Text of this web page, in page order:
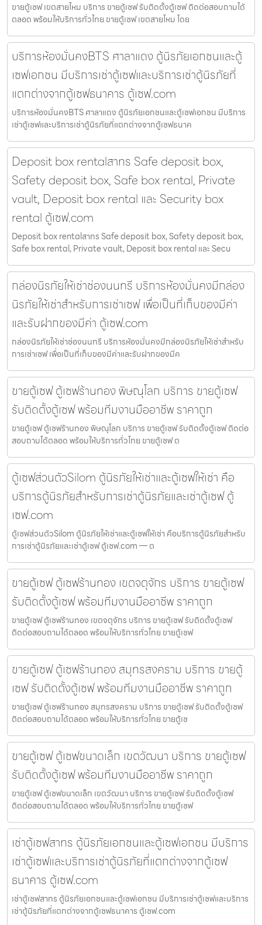
ขายตู้เซฟ เขตสายไหม บริการ ขายตู้เซฟ รับติดตั้งตู้เซฟ ติดต่อสอบถามได้
ตลอด พร้อมให้บริการทั่วไทย ขายตู้เซฟ เขตสายไหม โดย
บริการห้องมั่นคงBTS ศาลาแดง ตู้นิรภัยเอกชนและตู้
เซฟเอกชน มีบริการเช่าตู้เซฟและบริการเช่าตู้นิรภัยที่
แตกต่างจากตู้เซฟธนาคาร ตู้เซฟ.com
บริการห้องมั่นคงBTS ศาลาแดง ตู้นิรภัยเอกชนและตู้เซฟเอกชน มีบริการ
เช่าตู้เซฟและบริการเช่าตู้นิรภัยที่แตกต่างจากตู้เซฟธนาค
Deposit box rentalสาทร Safe deposit box,
Safety deposit box, Safe box rental, Private
vault, Deposit box rental และ Security box
rental ตู้เซฟ.com
Deposit box rentalสาทร Safe deposit box, Safety deposit box,
Safe box rental, Private vault, Deposit box rental และ Secu
กล่องนิรภัยให้เช่าช่องนนทรี บริการห้องมั่นคงมีกล่อง
นิรภัยให้เช่าสำหรับการเช่าเซฟ เพื่อเป็นที่เก็บของมีค่า
และรับฝากของมีค่า ตู้เซฟ.com
กล่องนิรภัยให้เช่าช่องนนทรี บริการห้องมั่นคงมีกล่องนิรภัยให้เช่าสำหรับ
การเช่าเซฟ เพื่อเป็นที่เก็บของมีค่าและรับฝากของมีค
ขายตู้เซฟ ตู้เซฟร้านทอง พิษณุโลก บริการ ขายตู้เซฟ
รับติดตั้งตู้เซฟ พร้อมทีมงานมืออาชีพ ราคาถูก
ขายตู้เซฟ ตู้เซฟร้านทอง พิษณุโลก บริการ ขายตู้เซฟ รับติดตั้งตู้เซฟ ติดต่อ
สอบถามได้ตลอด พร้อมให้บริการทั่วไทย ขายตู้เซฟ ต
ตู้เซฟส่วนตัวSilom ตู้นิรภัยให้เช่าและตู้เซฟให้เช่า คือ
บริการตู้นิรภัยสำหรับการเช่าตู้นิรภัยและเช่าตู้เซฟ ตู้
เซฟ.com
ตู้เซฟส่วนตัวSilom ตู้นิรภัยให้เช่าและตู้เซฟให้เช่า คือบริการตู้นิรภัยสำหรับ
การเช่าตู้นิรภัยและเช่าตู้เซฟ ตู้เซฟ.com — ต
ขายตู้เซฟ ตู้เซฟร้านทอง เขตจตุจักร บริการ ขายตู้เซฟ
รับติดตั้งตู้เซฟ พร้อมทีมงานมืออาชีพ ราคาถูก
ขายตู้เซฟ ตู้เซฟร้านทอง เขตจตุจักร บริการ ขายตู้เซฟ รับติดตั้งตู้เซฟ
ติดต่อสอบถามได้ตลอด พร้อมให้บริการทั่วไทย ขายตู้เซฟ
ขายตู้เซฟ ตู้เซฟร้านทอง สมุทรสงคราม บริการ ขายตู้
เซฟ รับติดตั้งตู้เซฟ พร้อมทีมงานมืออาชีพ ราคาถูก
ขายตู้เซฟ ตู้เซฟร้านทอง สมุทรสงคราม บริการ ขายตู้เซฟ รับติดตั้งตู้เซฟ
ติดต่อสอบถามได้ตลอด พร้อมให้บริการทั่วไทย ขายตู้เซ
ขายตู้เซฟ ตู้เซฟขนาดเล็ก เขตวัฒนา บริการ ขายตู้เซฟ
รับติดตั้งตู้เซฟ พร้อมทีมงานมืออาชีพ ราคาถูก
ขายตู้เซฟ ตู้เซฟขนาดเล็ก เขตวัฒนา บริการ ขายตู้เซฟ รับติดตั้งตู้เซฟ
ติดต่อสอบถามได้ตลอด พร้อมให้บริการทั่วไทย ขายตู้เซฟ
เช่าตู้เซฟสาทร ตู้นิรภัยเอกชนและตู้เซฟเอกชน มีบริการ
เช่าตู้เซฟและบริการเช่าตู้นิรภัยที่แตกต่างจากตู้เซฟ
ธนาคาร ตู้เซฟ.com
เช่าตู้เซฟสาทร ตู้นิรภัยเอกชนและตู้เซฟเอกชน มีบริการเช่าตู้เซฟและบริการ
เช่าตู้นิรภัยที่แตกต่างจากตู้เซฟธนาคาร ตู้เซฟ.com